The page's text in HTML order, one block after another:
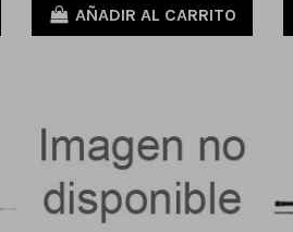
AÑADIR AL CARRITO